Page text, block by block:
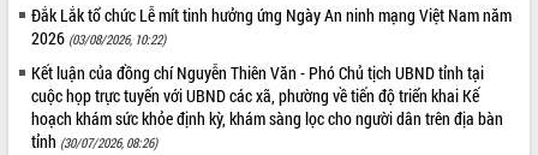
Đắk Lắk tổ chức Lễ mít tinh hưởng ứng Ngày An ninh mạng Việt Nam năm
2026 (03/08/2026, 10:22)
Kết luận của đồng chí Nguyễn Thiên Văn - Phó Chủ tịch UBND tỉnh tại
cuộc họp trực tuyến với UBND các xã, phường về tiến độ triển khai Kế
hoạch khám sức khỏe định kỳ, khám sàng lọc cho người dân trên địa bàn
tỉnh (30/07/2026, 08:26)